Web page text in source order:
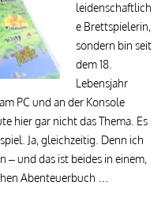
leidenschaftlich
e Brettspielerin,
sondern bin seit
dem 18.
Lebensjahr
PC und an der Konsole
hier gar nicht das Thema. Es
Ja, gleichzeitig. Denn ich
– und das ist beides in einem,
Abenteuerbuch …